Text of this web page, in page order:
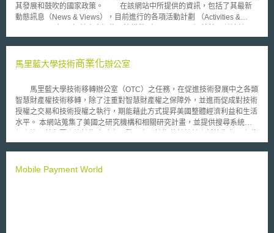
其發展和鼓吹的國家政策。 在該網站中所提供的資訊，包括了其最新
動態訊息（News & Views），目前進行的各項活動計劃 （Activities &
其他相關科技單位的網站（Business Resources）。
馬里藍大學技術商業化辦公室
馬里藍大學技術移轉辦公室（OTC）之任務，在促進技術發展中之各類
智慧財產權技術移轉，除了注重對智慧財產權之保障外，並進而促成對技術
授權之交易和技術授權之執行，期能藉此方式提昇美國整體經濟利益和生活
水平。 本網站蒐集了美國之研究機構和相關研究計畫，並提供搜尋系統方
網站查詢。
Mobile Payment World